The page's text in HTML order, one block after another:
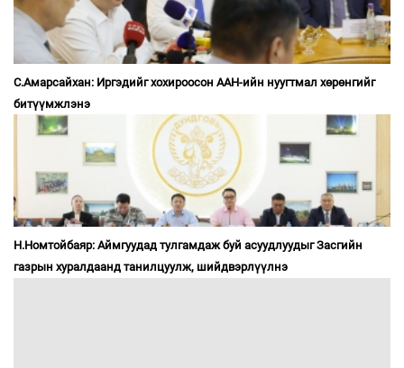
С.Амарсайхан: Иргэдийг хохироосон ААН-ийн нуугтмал хөрөнгийг
битүүмжлэнэ
Н.Номтойбаяр: Аймгуудад тулгамдаж буй асуудлуудыг Засгийн
газрын хуралдаанд танилцуулж, шийдвэрлүүлнэ